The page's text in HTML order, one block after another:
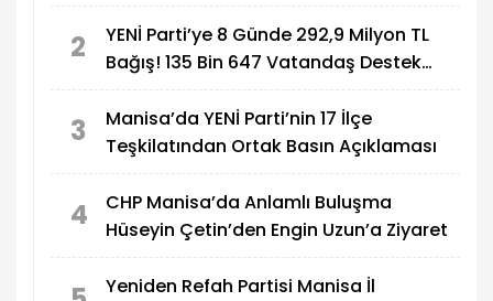
2
YENİ Parti’ye 8 Günde 292,9 Milyon TL
Bağış! 135 Bin 647 Vatandaş Destek
3
Manisa’da YENİ Parti’nin 17 İlçe
Teşkilatından Ortak Basın Açıklaması
4
CHP Manisa’da Anlamlı Buluşma
Hüseyin Çetin’den Engin Uzun’a Ziyaret
Yeniden Refah Partisi Manisa İl